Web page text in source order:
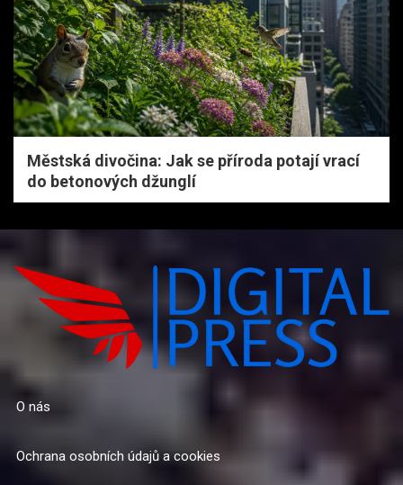
Městská divočina: Jak se příroda potají vrací
do betonových džunglí
O nás
Ochrana osobních údajů a cookies